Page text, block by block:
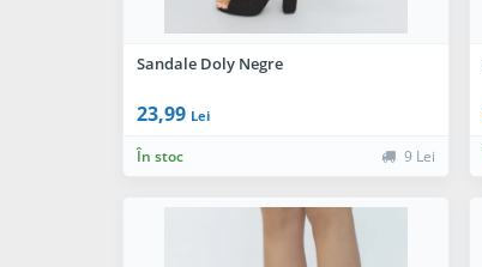
Sandale Doly Negre
23,99 Lei
În stoc 9 Lei